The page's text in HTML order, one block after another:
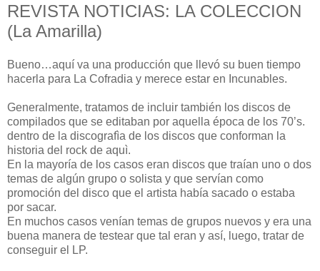
REVISTA NOTICIAS: LA COLECCION
(La Amarilla)
Bueno…aquí va una producción que llevó su buen tiempo
hacerla para La Cofradia y merece estar en Incunables.
Generalmente, tratamos de incluir también los discos de
compilados que se editaban por aquella época de los 70’s.
dentro de la discografìa de los discos que conforman la
historia del rock de aquì.
En la mayoría de los casos eran discos que traían uno o dos
temas de algún grupo o solista y que servían como
promoción del disco que el artista había sacado o estaba
por sacar.
En muchos casos venían temas de grupos nuevos y era una
buena manera de testear que tal eran y así, luego, tratar de
conseguir el LP.